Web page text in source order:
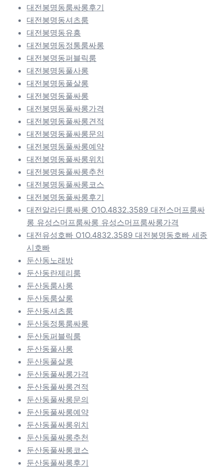
대전봉명동룸싸롱후기
대전봉명동셔츠룸
대전봉명동유흥
대전봉명동정통룸싸롱
대전봉명동퍼블릭룸
대전봉명동풀사롱
대전봉명동풀살롱
대전봉명동풀싸롱
대전봉명동풀싸롱가격
대전봉명동풀싸롱견적
대전봉명동풀싸롱문의
대전봉명동풀싸롱예약
대전봉명동풀싸롱위치
대전봉명동풀싸롱추천
대전봉명동풀싸롱코스
대전봉명동풀싸롱후기
대전알라딘룸싸롱 O1O.4832.3589 대전스머프룸싸
롱 유성스머프룸싸롱 유성스머프룸싸롱가격
대전유성호빠 O1O.4832.3589 대전봉명동호빠 세종
시호빠
둔산동노래방
둔산동란제리룸
둔산동룸사롱
둔산동룸살롱
둔산동셔츠룸
둔산동정통룸싸롱
둔산동퍼블릭룸
둔산동풀사롱
둔산동풀살롱
둔산동풀싸롱가격
둔산동풀싸롱견적
둔산동풀싸롱문의
둔산동풀싸롱예약
둔산동풀싸롱위치
둔산동풀싸롱추천
둔산동풀싸롱코스
둔산동풀싸롱후기